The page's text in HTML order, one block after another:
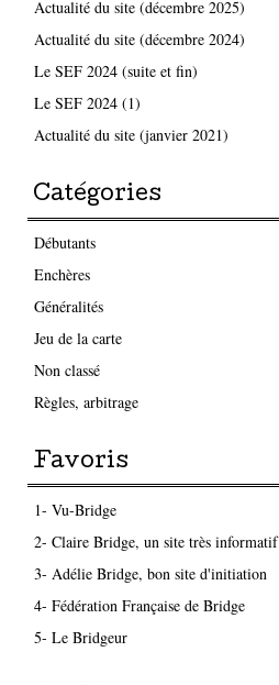
Actualité du site (décembre 2025)
Actualité du site (décembre 2024)
Le SEF 2024 (suite et fin)
Le SEF 2024 (1)
Actualité du site (janvier 2021)
Catégories
Débutants
Enchères
Généralités
Jeu de la carte
Non classé
Règles, arbitrage
Favoris
1- Vu-Bridge
2- Claire Bridge, un site très informatif
3- Adélie Bridge, bon site d'initiation
4- Fédération Française de Bridge
5- Le Bridgeur